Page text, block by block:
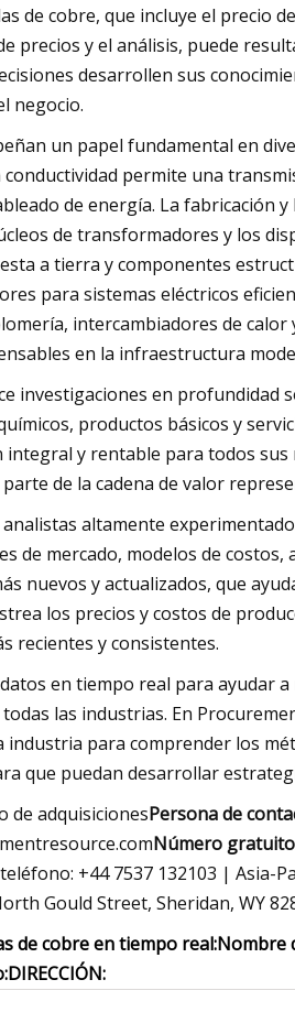
de cobre, que incluye el precio
precios y el análisis, puede
desarrollen sus
negocio.
un papel fundamental en
permite una
de energía. La fabricación
de transformadores y los
a tierra y componentes
para sistemas eléctricos
intercambiadores de
en la infraestructura
investigaciones en profundidad
productos básicos y
integral y rentable para todos
de la cadena de valor
altamente
de mercado, modelos de costos,
nuevos y actualizados, que
los precios y costos de
recientes y consistentes.
en tiempo real para ayudar
las industrias. En
industria para comprender los
que puedan desarrollar
de adquisicionesPersona de
Número
+44 7537 132103 | Asia-
Gould Street, Sheridan, WY
de cobre en tiempo real:Nombre
DIRECCIÓN: